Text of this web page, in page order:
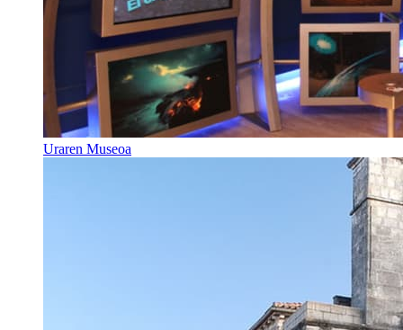
Uraren Museoa